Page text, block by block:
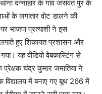
दन्नाहार के गांव जसवंत पुर के
के लगातार वोट डालने की
भाजपा प्रत्याशी ने इस
हुए शिकायत प्रशासन और
यह वीडियो वेबकास्टिंग से
चंद्र कुमार जमातिया ने
में बनाए गए बूथ 266 में